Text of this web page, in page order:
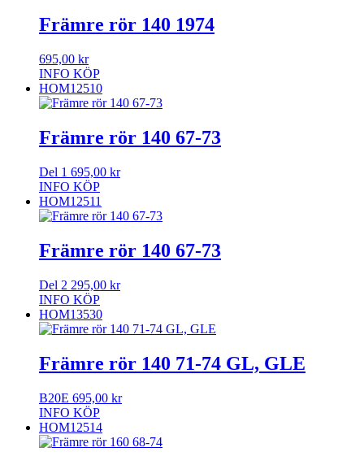
Främre rör 140 1974
695,00 kr
INFO KÖP
HOM12510
Främre rör 140 67-73
Del 1 695,00 kr
INFO KÖP
HOM12511
Främre rör 140 67-73
Del 2 295,00 kr
INFO KÖP
HOM13530
Främre rör 140 71-74 GL, GLE
B20E 695,00 kr
INFO KÖP
HOM12514